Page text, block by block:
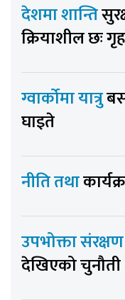
देशमा शान्ति
क्रियाशील छः
ग्वार्कोमा यात्रु
घाइते
नीति तथा
उपभोक्ता संरक्षण
देखिएको चुनौती